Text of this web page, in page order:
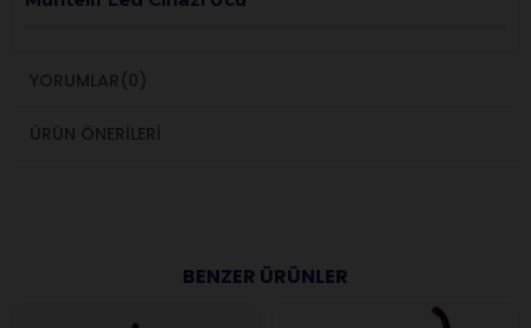
YORUMLAR (0)
ÜRÜN ÖNERILERI
BENZER ÜRÜNLER